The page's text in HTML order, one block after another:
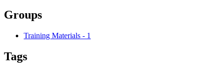
Groups
Training Materials - 1
Tags